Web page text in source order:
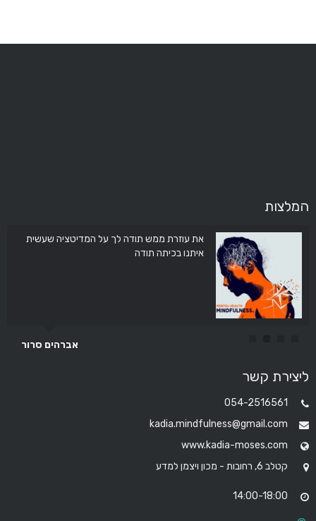
המלצות
את עוזרת ממש תודה לך על המדיטציה שעשית
איתנו בכיתה תודה
אברהים סרור
ליצירת קשר
054-2516561
kadia.mindfulness@gmail.com
www.kadia-moses.com
קטלב 6, רחובות - מכון ויצמן למדע
14:00-18:00